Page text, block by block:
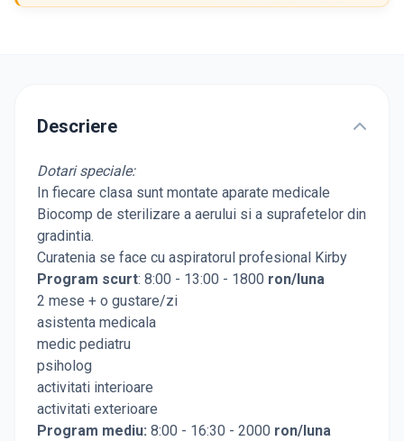
Descriere
Dotari speciale:
In fiecare clasa sunt montate aparate medicale
Biocomp de sterilizare a aerului si a suprafetelor din
gradintia.
Curatenia se face cu aspiratorul profesional Kirby
Program scurt: 8:00 - 13:00 - 1800 ron/luna
2 mese + o gustare/zi
asistenta medicala
medic pediatru
psiholog
activitati interioare
activitati exterioare
Program mediu: 8:00 - 16:30 - 2000 ron/luna